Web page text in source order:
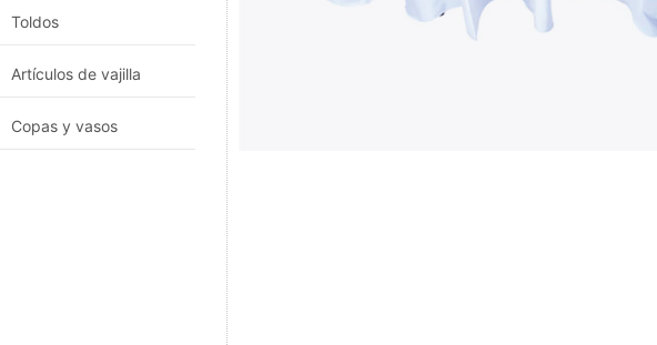
Toldos
Artículos de vajilla
Copas y vasos